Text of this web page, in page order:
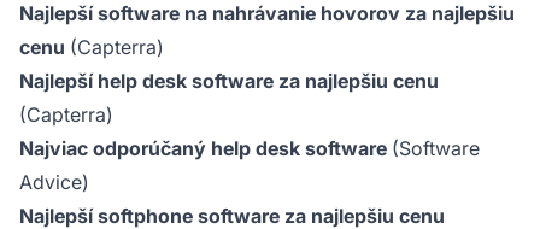
Najlepší software na nahrávanie hovorov za najlepšiu
cenu (Capterra)
Najlepší help desk software za najlepšiu cenu
(Capterra)
Najviac odporúčaný help desk software (Software
Advice)
Najlepší softphone software za najlepšiu cenu